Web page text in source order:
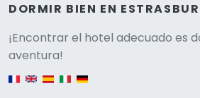
DORMIR BIEN EN
¡Encontrar el hotel adecuado es
aventura!
English version